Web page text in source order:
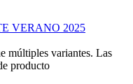
múltiples variantes. Las
producto